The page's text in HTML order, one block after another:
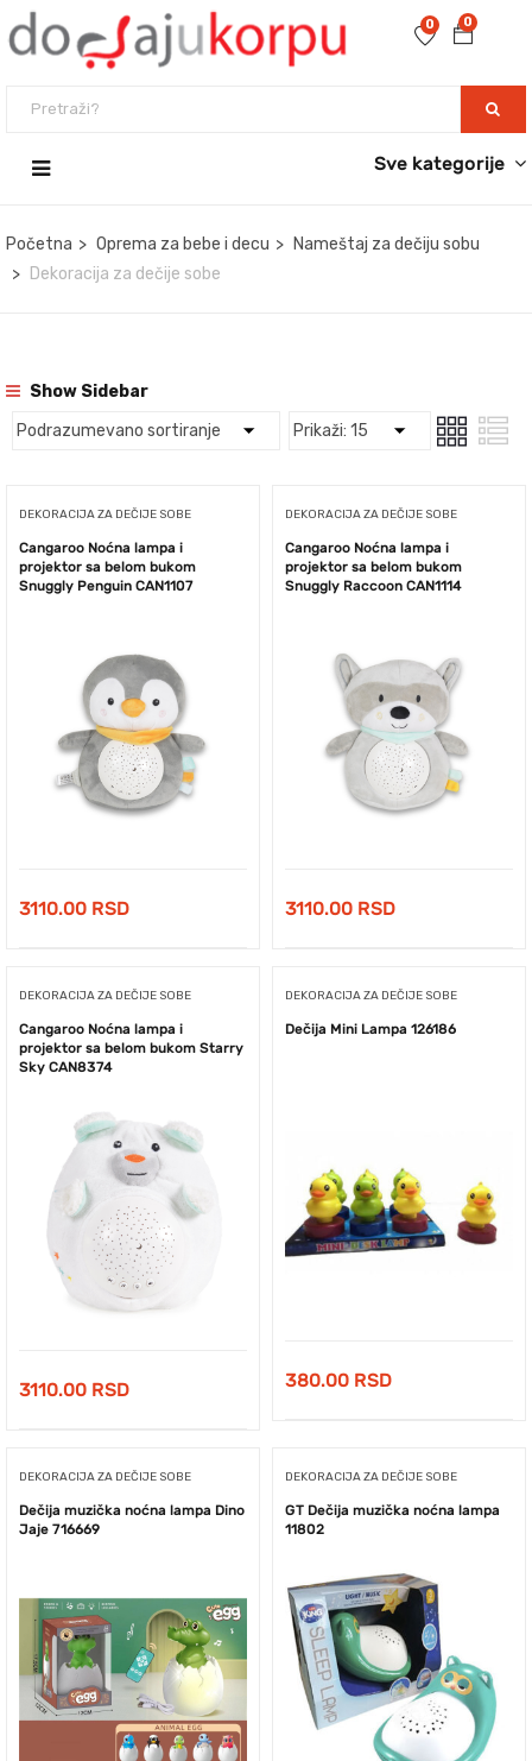
0
0
Sve kategorije
Početna Oprema za bebe i decu
Nameštaj za dečiju sobu
Dekoracija za dečije sobe
Show Sidebar
DEKORACIJA ZA DEČIJE SOBE
Cangaroo Noćna lampa i
projektor sa belom bukom
Snuggly Penguin CAN1107
3110.00 RSD
DEKORACIJA ZA DEČIJE SOBE
Cangaroo Noćna lampa i
projektor sa belom bukom
Snuggly Raccoon CAN1114
3110.00 RSD
DEKORACIJA ZA DEČIJE SOBE
Cangaroo Noćna lampa i
projektor sa belom bukom Starry
Sky CAN8374
3110.00 RSD
DEKORACIJA ZA DEČIJE SOBE
Dečija Mini Lampa 126186
380.00 RSD
DEKORACIJA ZA DEČIJE SOBE
Dečija muzička noćna lampa Dino
Jaje 716669
DEKORACIJA ZA DEČIJE SOBE
GT Dečija muzička noćna lampa
11802